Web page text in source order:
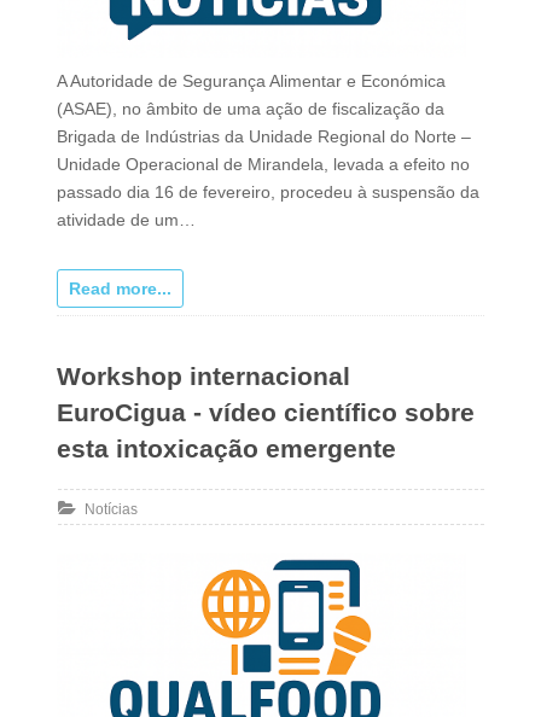
A Autoridade de Segurança Alimentar e Económica
(ASAE), no âmbito de uma ação de fiscalização da
Brigada de Indústrias da Unidade Regional do Norte –
Unidade Operacional de Mirandela, levada a efeito no
passado dia 16 de fevereiro, procedeu à suspensão da
atividade de um…
Read more...
Workshop internacional
EuroCigua - vídeo científico sobre
esta intoxicação emergente
Notícias